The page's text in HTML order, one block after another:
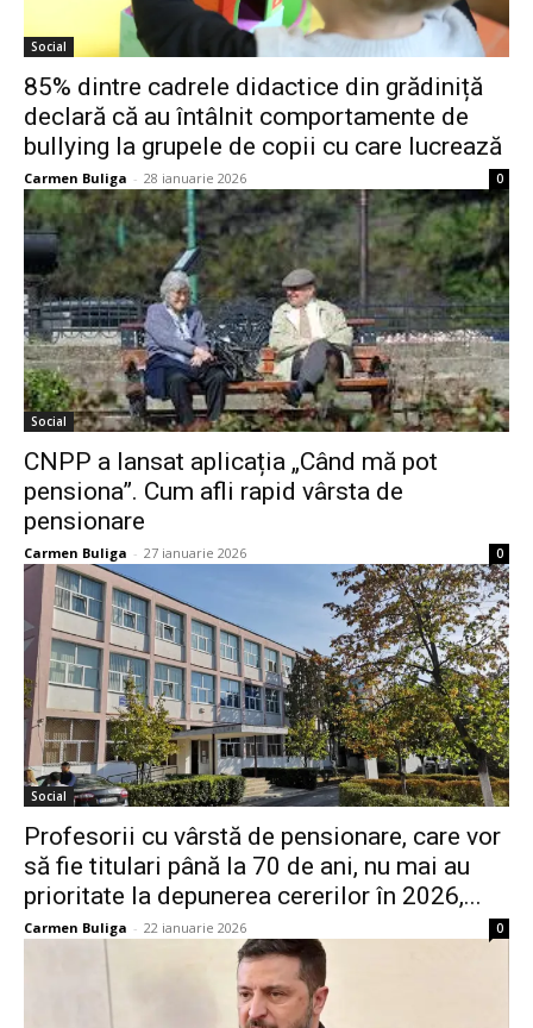
Social
85% dintre cadrele didactice din grădiniță
declară că au întâlnit comportamente de
bullying la grupele de copii cu care lucrează
Carmen Buliga - 28 ianuarie 2026 0
Social
CNPP a lansat aplicația „Când mă pot
pensiona”. Cum afli rapid vârsta de
pensionare
Carmen Buliga - 27 ianuarie 2026 0
Social
Profesorii cu vârstă de pensionare, care vor
să fie titulari până la 70 de ani, nu mai au
prioritate la depunerea cererilor în 2026,...
Carmen Buliga - 22 ianuarie 2026 0